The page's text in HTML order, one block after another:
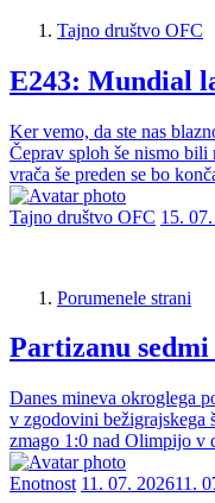
Tajno društvo OFC
E243: Mundial
Ker vemo, da ste nas
Čeprav sploh še nismo
vrača še preden se bo
Tajno društvo OFC 15.
Porumenele strani
Partizanu sedmi
Danes mineva okroglega
v zgodovini bežigrajskega
zmago 1:0 nad Olimpijo
Enotnost 11. 07. 202611.